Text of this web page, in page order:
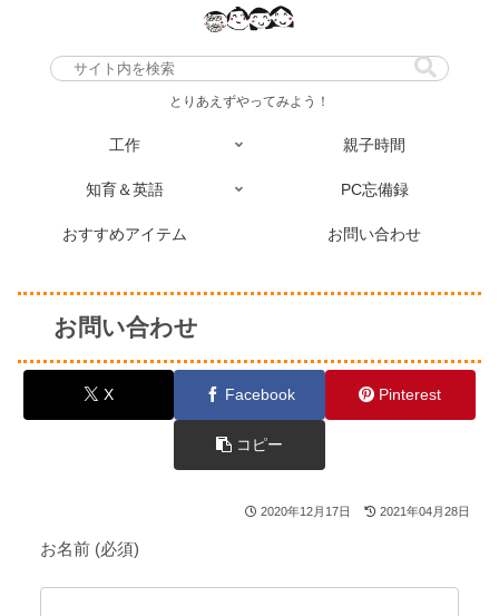
とりあえずやってみよう！
工作 親子時間
知育＆英語 PC忘備録
おすすめアイテム お問い合わせ
お問い合わせ
X Facebook Pinterest
コピー
2020年12月17日 2021年04月28日
お名前 (必須)